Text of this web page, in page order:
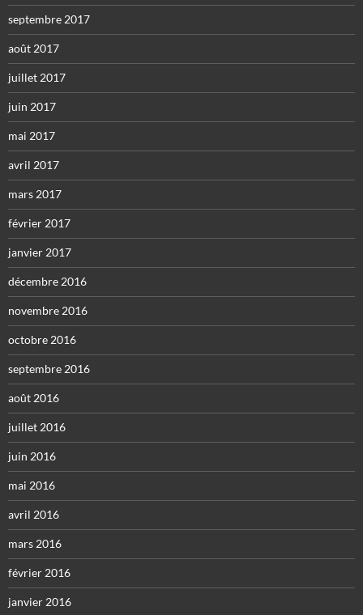
septembre 2017
août 2017
juillet 2017
juin 2017
mai 2017
avril 2017
mars 2017
février 2017
janvier 2017
décembre 2016
novembre 2016
octobre 2016
septembre 2016
août 2016
juillet 2016
juin 2016
mai 2016
avril 2016
mars 2016
février 2016
janvier 2016